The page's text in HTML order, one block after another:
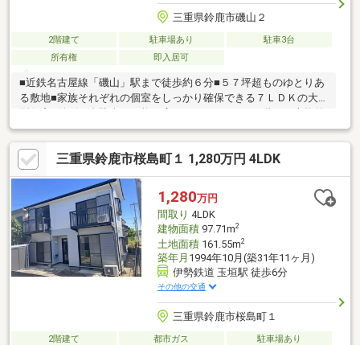
三重県鈴鹿市磯山２
2階建て 駐車場あり
駐車3台
所有権
即入居可
■近鉄名古屋線「磯山」駅まで徒歩約６分■５７坪超ものゆとりあ
る敷地■家族それぞれの個室をしっかり確保できる７ＬＤＫの大
な和室が複数あり、多彩な使い方が可能本物件は、現状の建物を
活かして販売する「現況販売」ですリノベーションによって「理
想の住まい」へと生まれ変わらせることもできますお問い合わせ
はＬＩＮＥでも受付中！【予約＆初来場でAmazonギフト券3000
円分プレゼント！】※ご来場プレゼント進呈には条件がございま
す※詳しくはイベント情報をご覧ください※赤色の見学予約ボタン
よりご予約ください
三重県鈴鹿市桜島町１ 1,280万円 4LDK
1,280万円
間取り 4LDK
建物面積97.71m2
土地面積161.55m2
築年月 1994年10月(築31年11ヶ月)
伊勢鉄道 玉垣駅 徒歩6分
その他の交通
三重県鈴鹿市桜島町１
2階建て 都市ガス
駐車場あり